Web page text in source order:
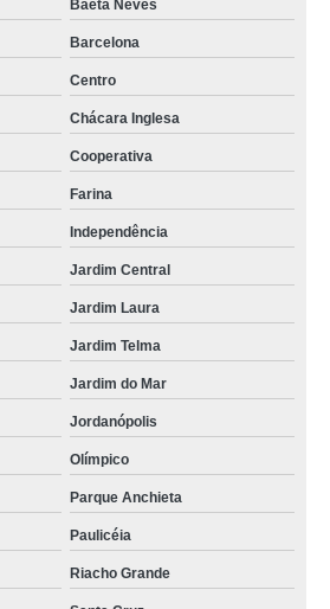
Baeta Neves
Barcelona
Centro
Chácara Inglesa
Cooperativa
Farina
Independência
Jardim Central
Jardim Laura
Jardim Telma
Jardim do Mar
Jordanópolis
Olímpico
Parque Anchieta
Paulicéia
Riacho Grande